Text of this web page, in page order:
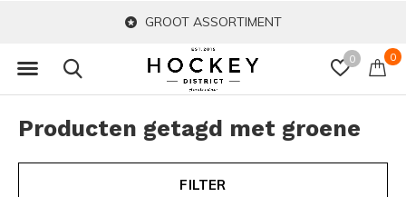
0 0
GROOT ASSORTIMENT
Producten getagd met groene
FILTER